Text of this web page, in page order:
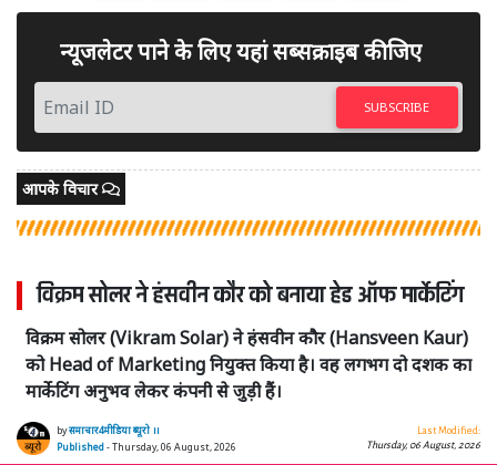
न्यूजलेटर पाने के लिए यहां सब्सक्राइब कीजिए
SUBSCRIBE
आपके विचार
विक्रम सोलर ने हंसवीन कौर को बनाया हेड ऑफ मार्केटिंग
विक्रम सोलर (Vikram Solar) ने हंसवीन कौर (Hansveen Kaur)
को Head of Marketing नियुक्त किया है। वह लगभग दो दशक का
मार्केटिंग अनुभव लेकर कंपनी से जुड़ी हैं।
byसमाचार4मीडिया ब्यूरो ।।
Published- Thursday, 06 August, 2026
Last Modified:
Thursday, 06 August, 2026